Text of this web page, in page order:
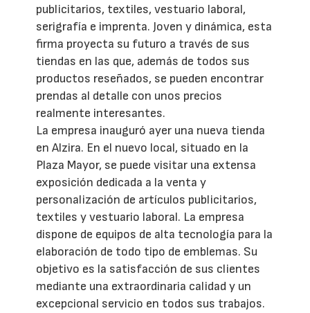
publicitarios, textiles, vestuario laboral,
serigrafía e imprenta. Joven y dinámica, esta
firma proyecta su futuro a través de sus
tiendas en las que, además de todos sus
productos reseñados, se pueden encontrar
prendas al detalle con unos precios
realmente interesantes.
La empresa inauguró ayer una nueva tienda
en Alzira. En el nuevo local, situado en la
Plaza Mayor, se puede visitar una extensa
exposición dedicada a la venta y
personalización de artículos publicitarios,
textiles y vestuario laboral. La empresa
dispone de equipos de alta tecnología para la
elaboración de todo tipo de emblemas. Su
objetivo es la satisfacción de sus clientes
mediante una extraordinaria calidad y un
excepcional servicio en todos sus trabajos.